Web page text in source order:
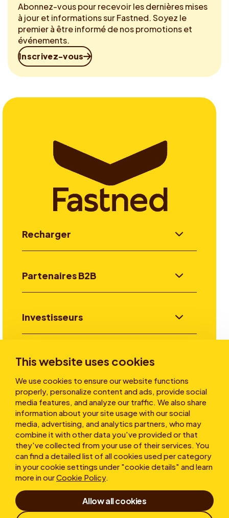
This website uses cookies
We use cookies to ensure our website functions
properly, personalize content and ads, provide social
media features, and analyze our traffic. We also share
information about your site usage with our social
media, advertising, and analytics partners, who may
combine it with other data you've provided or that
they've collected from your use of their services. You
can find a detailed list of all cookies used per category
in your cookie settings under "cookie details" and learn
more in ourCookie Policy.
Allow all cookies
Abonnez-vous pour recevoir les dernières mises
à jour et informations sur Fastned. Soyez le
premier à être informé de nos promotions et
événements.
Inscrivez-vous
Recharger
Partenaires B2B
Investisseurs
Aller plus loin
A propos
Conditions d’utilisation
Déclaration de confidentialité